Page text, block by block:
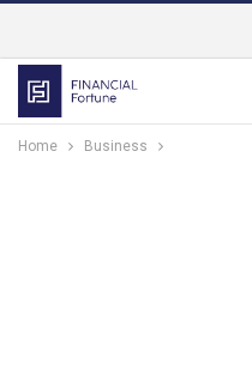
Home Business